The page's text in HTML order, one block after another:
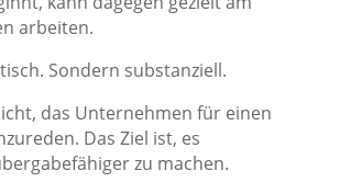
arbeiten.
Sondern substanziell.
das Unternehmen für einen
Das Ziel ist, es
zu machen.